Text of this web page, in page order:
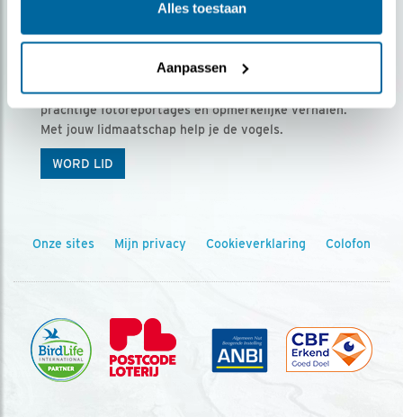
Alles toestaan
Aanpassen
Ontvang 5 x Vogels voor € 36,00 per jaar
Vogels is het tijdschrift voor onze leden, met
prachtige fotoreportages en opmerkelijke verhalen.
Met jouw lidmaatschap help je de vogels.
WORD LID
Onze sites Mijn privacy Cookieverklaring Colofon